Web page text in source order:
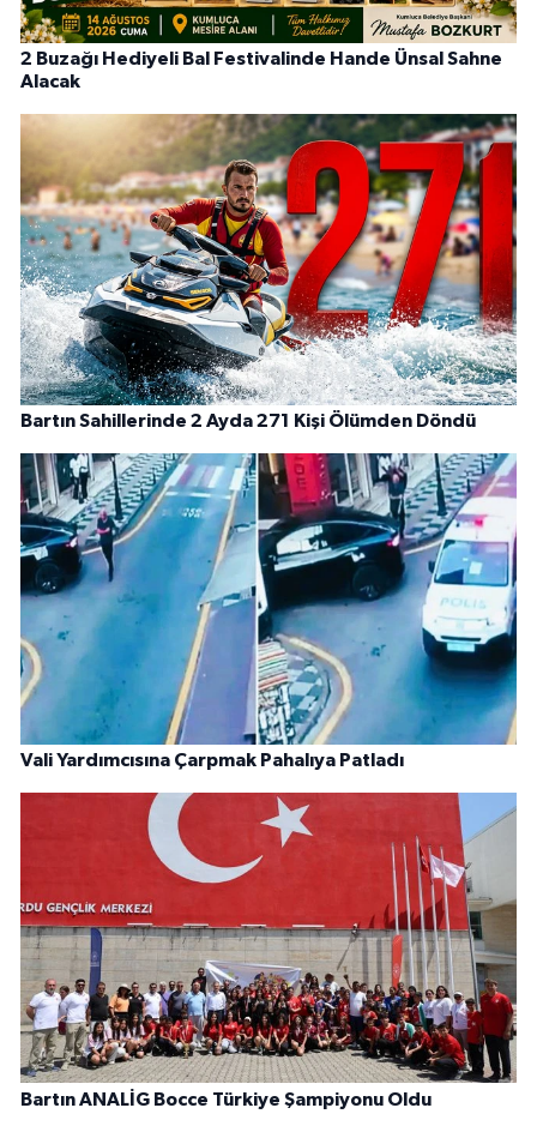
2 Buzağı Hediyeli Bal Festivalinde Hande Ünsal Sahne
Alacak
Bartın Sahillerinde 2 Ayda 271 Kişi Ölümden Döndü
Vali Yardımcısına Çarpmak Pahalıya Patladı
Bartın ANALİG Bocce Türkiye Şampiyonu Oldu